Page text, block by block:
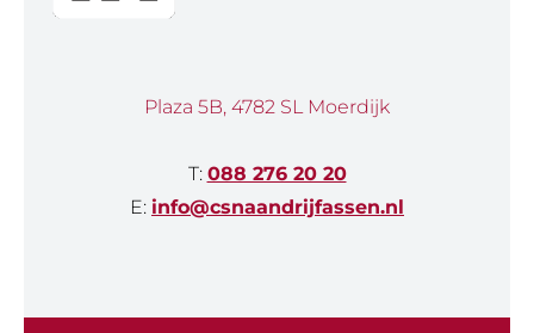
Plaza 5B, 4782 SL Moerdijk
T: 088 276 20 20
E: info@csnaandrijfassen.nl